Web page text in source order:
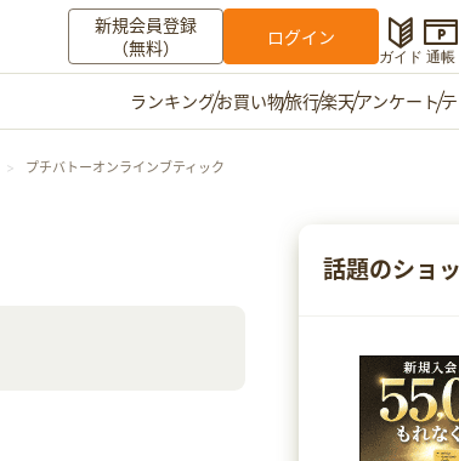
新規会員登録
（無料）
ログイン
ガイド 通帳
ランキングお買い物旅行楽天アンケート
プチバトーオンラインブティック
話題のショ